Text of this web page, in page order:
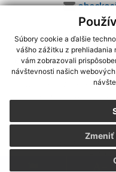
Súbory cookie a ďalšie
vášho zážitku z prehliadania
vám zobrazovali
návštevnosti našich
Zmeniť
využite možnosť
CMS systém (redakčný)
Posledná
Vytlačiť stránku